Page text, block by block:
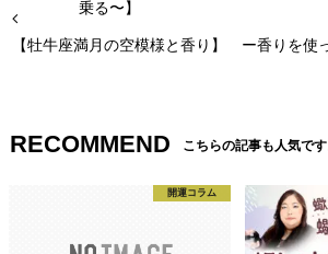
乗る〜】
【牡牛座満月の空模様と香り】 ー香りを使
RECOMMEND こちらの記事も人気です
開運コラム